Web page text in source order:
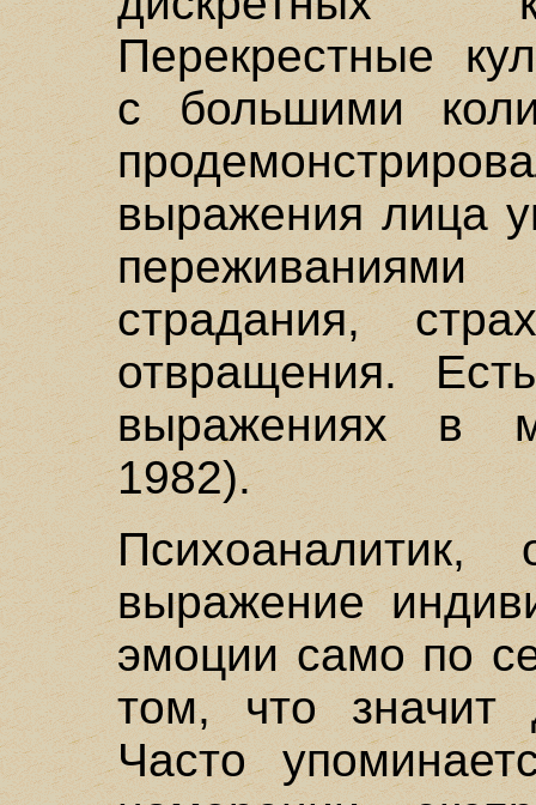
Перекрестные
с большими
выражения лица
переживаниями
страдания,
отвращения.
выражениях в
1982).
Психоаналитик,
выражение
эмоции само по
том, что значит
Часто